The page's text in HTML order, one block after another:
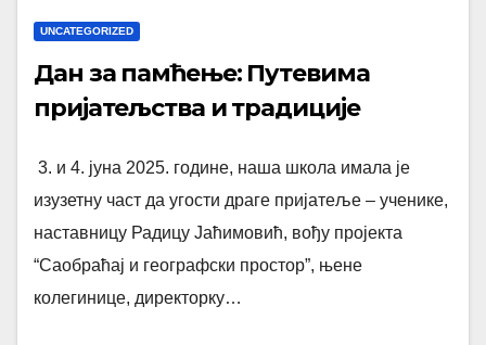
UNCATEGORIZED
Дан за памћење: Путевима
пријатељства и традиције
3. и 4. јуна 2025. године, наша школа имала је
изузетну част да угости драге пријатеље – ученике,
наставницу Радицу Јаћимовић, вођу пројекта
“Саобраћај и географски простор”, њене
колегинице, директорку…